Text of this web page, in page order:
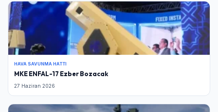
HAVA SAVUNMA HATTI
MKE ENFAL-17 Ezber Bozacak
27 Haziran 2026